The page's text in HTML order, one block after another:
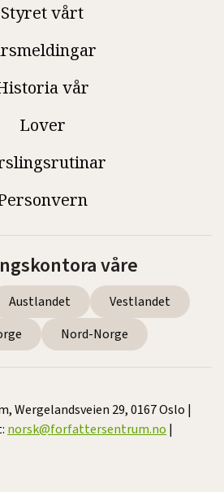
Styret vårt
vår
Lover
våre
Austlandet
Vestlandet
Nord-Norge
Wergelandsveien 29, 0167 Oslo |
norsk@forfattersentrum.no |